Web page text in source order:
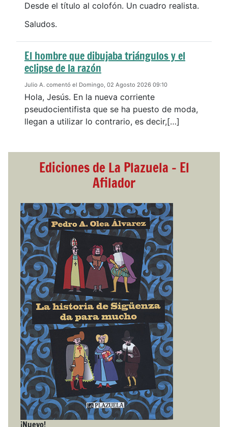
Desde el título al colofón. Un cuadro realista.
Saludos.
El hombre que dibujaba triángulos y el
eclipse de la razón
Julio A. comentó el Domingo, 02 Agosto 2026 09:10
Hola, Jesús. En la nueva corriente
pseudocientifista que se ha puesto de moda,
llegan a utilizar lo contrario, es decir,[…]
Ediciones de La Plazuela - El
Afilador
¡Nuevo!